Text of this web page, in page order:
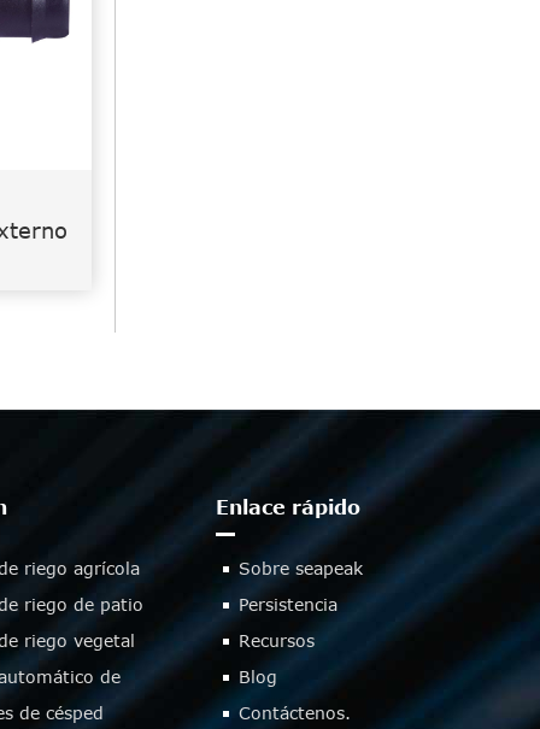
riego agrícola
riego de patio
riego vegetal
de
de césped
Enlace rápido
Sobre seapeak
Persistencia
Recursos
Blog
Contáctenos.